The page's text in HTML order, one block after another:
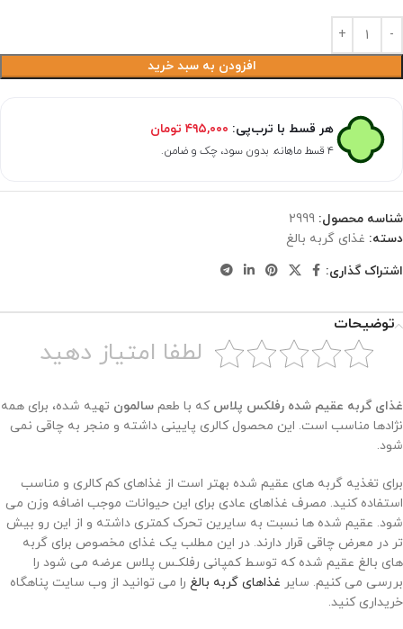
افزودن به سبد خرید
هر قسط با ترب‌پی: ۴۹۵,۰۰۰ تومان
۴ قسط ماهانه. بدون سود، چک و ضامن.
شناسه محصول: 2999
دسته: غذای گربه بالغ
اشتراک گذاری:
توضیحات
لطفا امتیاز دهید
غذای گربه عقیم شده رفلکس پلاس که با طعم سالمون تهیه شده، برای همه
نژادها مناسب است. این محصول کالری پایینی داشته و منجر به چاقی نمی
شود.
برای تغذیه گربه های عقیم شده بهتر است از غذاهای کم کالری و مناسب
استفاده کنید. مصرف غذاهای عادی برای این حیوانات موجب اضافه وزن می
شود. عقیم شده ها نسبت به سایرین تحرک کمتری داشته و از این رو بیش
تر در معرض چاقی قرار دارند. در این مطلب یک غذای مخصوص برای گربه
های بالغ عقیم شده که توسط کمپانی رفلکـس پلاس عرضه می شود را
بررسی می کنیم. سایر غذاهای گربه بالغ را می توانید از وب سایت پناهگاه
خریداری کنید.